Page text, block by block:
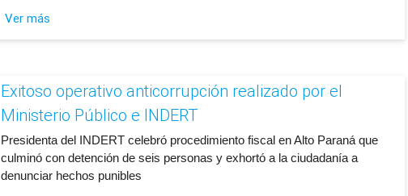
Ver más
Exitoso operativo anticorrupción realizado por el
Ministerio Público e INDERT
Presidenta del INDERT celebró procedimiento fiscal en Alto Paraná que
culminó con detención de seis personas y exhortó a la ciudadanía a
denunciar hechos punibles